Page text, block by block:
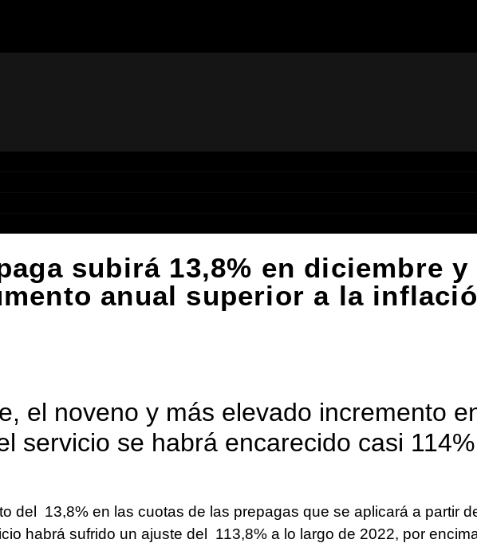
subirá 13,8% en diciembre y
anual superior a la
el noveno y más elevado incremento
servicio se habrá encarecido casi 114%
del 13,8% en las cuotas de las prepagas que se aplicará a partir
habrá sufrido un ajuste del 113,8% a lo largo de 2022, por